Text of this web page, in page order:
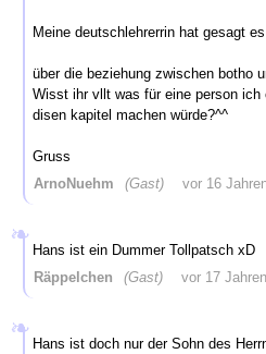
Meine deutschlehrerrin hat gesagt
über die beziehung zwischen botho
Wisst ihr vllt was für eine person
disen kapitel machen würde?^^
Gruss
ArnoNuehm
(Gast) vor 16
Hans ist ein Dummer Tollpatsch xD
Räppelchen
(Gast) vor 17 Jahren
Hans ist doch nur der Sohn des